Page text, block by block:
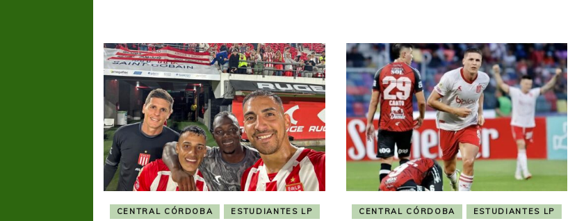
a
Central
Córdoba
en
Santiago
CENTRAL CÓRDOBA ESTUDIANTES LP CENTRAL CÓRDOBA ESTUDIANTES LP